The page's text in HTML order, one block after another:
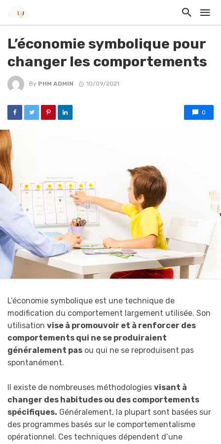
L’économie symbolique pour
changer les comportements
By PHM ADMIN 10/09/2021
0
L’économie symbolique est une technique de
modification du comportement largement utilisée. Son
utilisation vise à promouvoir et à renforcer des
comportements qui ne se produiraient
généralement pas ou qui ne se reproduisent pas
spontanément.
Il existe de nombreuses méthodologies visant à
changer des habitudes ou des comportements
spécifiques. Généralement, la plupart sont basées sur
des programmes basés sur le comportementalisme
opérationnel. Ces techniques dépendent d’une